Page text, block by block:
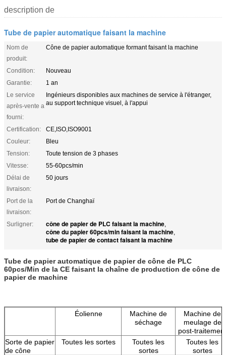
description de
Tube de papier automatique faisant la machine
Nom de
produit:
Cône de papier automatique formant faisant la machine
Condition:
Nouveau
Garantie:
1 an
Le service
après-vente a
fourni:
Ingénieurs disponibles aux machines de service à l'étranger,
au support technique visuel, à l'appui
Certification:
CE,ISO,ISO9001
Couleur:
Bleu
Tension:
Toute tension de 3 phases
Vitesse:
55-60pcs/min
Délai de
livraison:
50 jours
Port de la
livraison:
Port de Changhaï
Surligner: cône de papier de PLC faisant la machine,
cône du papier 60pcs/min faisant la machine,
tube de papier de contact faisant la machine
Tube de papier automatique de papier de cône de PLC
60pcs/Min de la CE faisant la chaîne de production de cône de
papier de machine
Éolienne
Machine de
séchage
Machine de
meulage de
post-traitement
Sorte de papier
de cône
Toutes les sortes
Toutes les
sortes
Toutes les
sortes